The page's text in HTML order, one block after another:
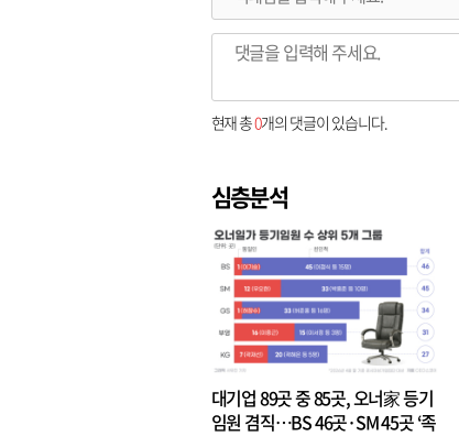
현재 총0개의 댓글이 있습니다.
심층분석
대기업 89곳 중 85곳, 오너家 등기
임원 겸직…BS 46곳·SM 45곳 ‘족